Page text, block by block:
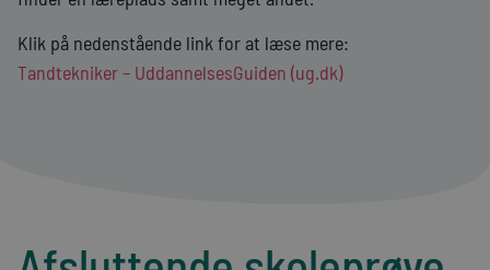
Klik på nedenstående link for at læse mere:
Tandtekniker – UddannelsesGuiden (ug.dk)